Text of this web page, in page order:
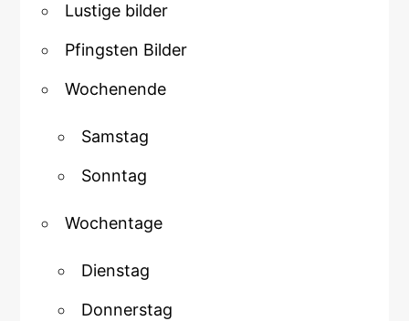
Lustige bilder
Pfingsten Bilder
Wochenende
Samstag
Sonntag
Wochentage
Dienstag
Donnerstag